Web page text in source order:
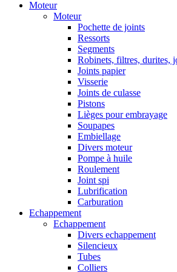
Moteur
Moteur
Pochette de joints
Ressorts
Segments
Robinets, filtres, durites,
Joints papier
Visserie
Joints de culasse
Pistons
Lièges pour embrayage
Soupapes
Embiellage
Divers moteur
Pompe à huile
Roulement
Joint spi
Lubrification
Carburation
Echappement
Echappement
Divers echappement
Silencieux
Tubes
Colliers